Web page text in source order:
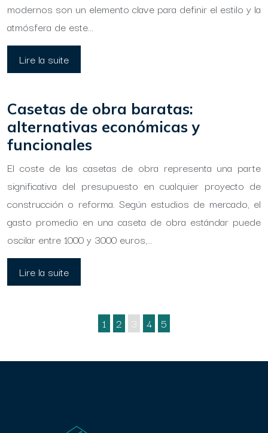
modernos son un elemento clave para definir el estilo y la
atmósfera de este…
Lire la suite
Casetas de obra baratas:
alternativas económicas y
funcionales
El coste de las casetas de obra representa una parte
significativa del presupuesto en cualquier proyecto de
construcción o reforma. Según estudios de mercado, el
gasto promedio en una caseta de obra estándar puede
oscilar entre 1000 y 3000 euros,…
Lire la suite
1 2 3 4 5